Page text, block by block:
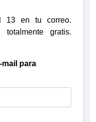
13 en tu correo.
gratis.
para